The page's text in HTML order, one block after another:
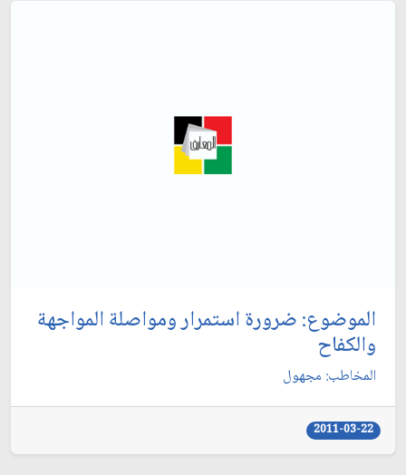
الموضوع: ضرورة استمرار ومواصلة المواجهة
والكفاح‏
المخاطب: مجهول‏
2011-03-22